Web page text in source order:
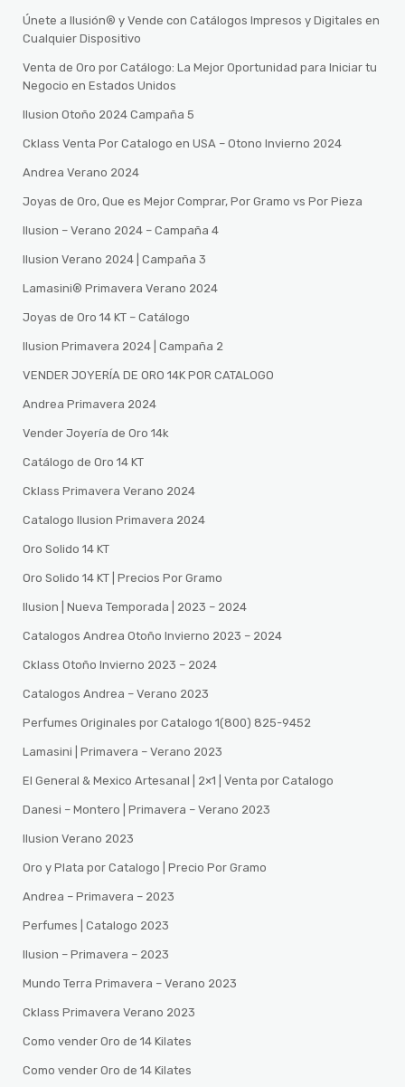
Únete a Ilusión® y Vende con Catálogos Impresos y Digitales en
Cualquier Dispositivo
Venta de Oro por Catálogo: La Mejor Oportunidad para Iniciar tu
Negocio en Estados Unidos
Ilusion Otoño 2024 Campaña 5
Cklass Venta Por Catalogo en USA – Otono Invierno 2024
Andrea Verano 2024
Joyas de Oro, Que es Mejor Comprar, Por Gramo vs Por Pieza
Ilusion – Verano 2024 – Campaña 4
Ilusion Verano 2024 | Campaña 3
Lamasini®️ Primavera Verano 2024
Joyas de Oro 14 KT – Catálogo
Ilusion Primavera 2024 | Campaña 2
VENDER JOYERÍA DE ORO 14K POR CATALOGO
Andrea Primavera 2024
Vender Joyería de Oro 14k
Catálogo de Oro 14 KT
Cklass Primavera Verano 2024
Catalogo Ilusion Primavera 2024
Oro Solido 14 KT
Oro Solido 14 KT | Precios Por Gramo
Ilusion | Nueva Temporada | 2023 – 2024
Catalogos Andrea Otoño Invierno 2023 – 2024
Cklass Otoño Invierno 2023 – 2024
Catalogos Andrea – Verano 2023
Perfumes Originales por Catalogo 1(800) 825-9452
Lamasini | Primavera – Verano 2023
El General & Mexico Artesanal | 2×1 | Venta por Catalogo
Danesi – Montero | Primavera – Verano 2023
Ilusion Verano 2023
Oro y Plata por Catalogo | Precio Por Gramo
Andrea – Primavera – 2023
Perfumes | Catalogo 2023
Ilusion – Primavera – 2023
Mundo Terra Primavera – Verano 2023
Cklass Primavera Verano 2023
Como vender Oro de 14 Kilates
Como vender Oro de 14 Kilates